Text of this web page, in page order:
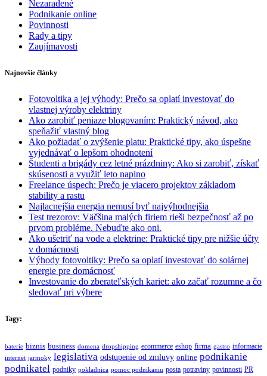
Nezaradené
Podnikanie online
Povinnosti
Rady a tipy
Zaujímavosti
Najnovšie články
Fotovoltika a jej výhody: Prečo sa oplatí investovať do
vlastnej výroby elektriny
Ako zarobiť peniaze blogovaním: Praktický návod, ako
speňažiť vlastný blog
Ako požiadať o zvýšenie platu: Praktické tipy, ako úspešne
vyjednávať o lepšom ohodnotení
Študenti a brigády cez letné prázdniny: Ako si zarobiť, získať
skúsenosti a využiť leto naplno
Freelance úspech: Prečo je viacero projektov základom
stability a rastu
Najlacnejšia energia nemusí byť najvýhodnejšia
Test trezorov: Väčšina malých firiem rieši bezpečnosť až po
prvom probléme. Nebuďte ako oni.
Ako ušetriť na vode a elektrine: Praktické tipy pre nižšie účty
v domácnosti
Výhody fotovoltiky: Prečo sa oplatí investovať do solárnej
energie pre domácnosť
Investovanie do zberateľských kariet: ako začať rozumne a čo
sledovať pri výbere
Tagy:
baterie biznis business domena dropshipping ecommerce eshop firma gastro informacie
internet jarmoky legislativa odstupenie od zmluvy online podnikanie
podnikatel podniky pokladnica pomoc podnikaniu posta potraviny povinnosti PR